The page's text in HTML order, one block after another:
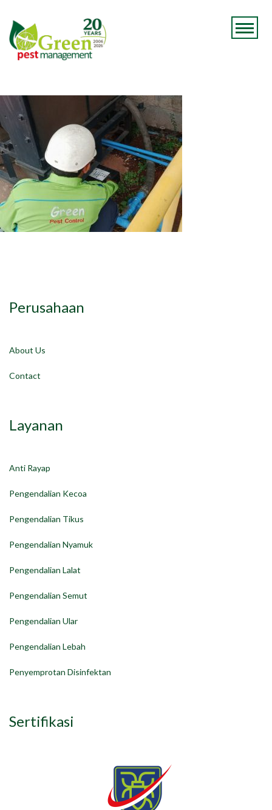
Perusahaan
About Us
Contact
Layanan
Anti Rayap
Pengendalian Kecoa
Pengendalian Tikus
Pengendalian Nyamuk
Pengendalian Lalat
Pengendalian Semut
Pengendalian Ular
Pengendalian Lebah
Penyemprotan Disinfektan
Sertifikasi